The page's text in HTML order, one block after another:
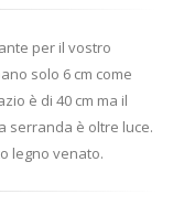
per il vostro
solo 6 cm come
è di 40 cm ma il
serranda è oltre luce.
legno venato.